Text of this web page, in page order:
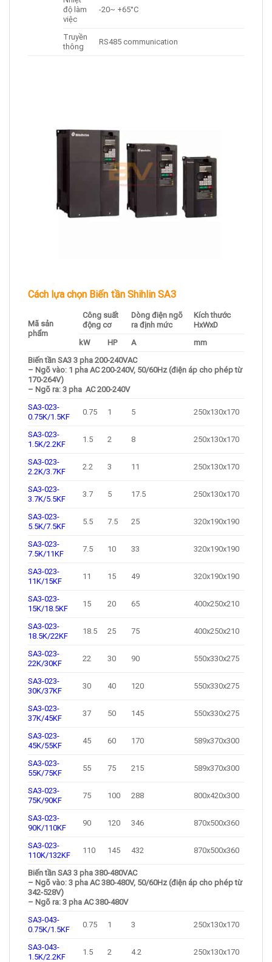
độ làm
việc
-20~ +65°C
Truyền
thông
RS485 communication
Cách lựa chọn Biến tần Shihlin SA3
Mã sản
phẩm
Công suất
động cơ
Dòng điện ngõ
ra định mức
Kích thước
HxWxD
kW
HP A
mm
Biến tần SA3 3 pha 200-240VAC
– Ngõ vào: 1 pha AC 200-240V, 50/60Hz (điện áp cho phép từ
170-264V)
– Ngõ ra: 3 pha AC 200-240V
SA3-023-
0.75K/1.5KF
0.75 1 5 250x130x170
SA3-023-
1.5K/2.2KF
1.5 2 8 250x130x170
SA3-023-
2.2K/3.7KF
2.2 3 11 250x130x170
SA3-023-
3.7K/5.5KF
3.7 5 17.5 250x130x170
SA3-023-
5.5K/7.5KF
5.5 7.5 25 320x190x190
SA3-023-
7.5K/11KF
7.5 10 33 320x190x190
SA3-023-
11K/15KF
11 15 49 320x190x190
SA3-023-
15K/18.5KF
15 20 65 400x250x210
SA3-023-
18.5K/22KF
18.5 25 75 400x250x210
SA3-023-
22K/30KF
22 30 90 550x330x275
SA3-023-
30K/37KF
30 40 120 550x330x275
SA3-023-
37K/45KF
37 50 145 550x330x275
SA3-023-
45K/55KF
45 60 170 589x370x300
SA3-023-
55K/75KF
55 75 215 589x370x300
SA3-023-
75K/90KF
75 100 288 800x420x300
SA3-023-
90K/110KF
90 120 346 870x500x360
SA3-023-
110K/132KF
110 145 432 870x500x360
Biến tần SA3 3 pha 380-480VAC
– Ngõ vào: 3 pha AC 380-480V, 50/60Hz (điện áp cho phép từ
342-528V)
– Ngõ ra: 3 pha AC 380-480V
SA3-043-
0.75K/1.5KF
0.75 1 3 250x130x170
SA3-043-
1.5K/2.2KF
1.5 2 4.2 250x130x170